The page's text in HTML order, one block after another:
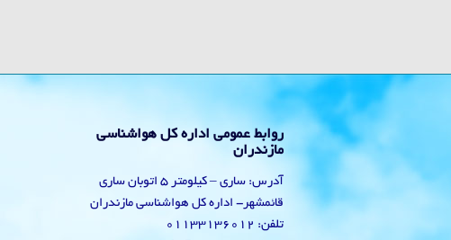
روابط عمومی اداره کل هواشناسی
مازندران
آدرس: ساری – کیلومتر 5 اتوبان ساری
قائمشهر- اداره کل هواشناسی مازندران
تلفن: 01133136012